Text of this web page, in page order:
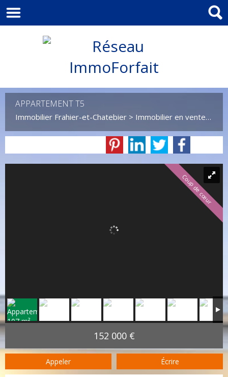
APPARTEMENT T5
Immobilier Frahier-et-Chatebier > Immobilier en vente Frahier-et-Chatebier
Coup de cœur
152 000 €
Appeler Écrire